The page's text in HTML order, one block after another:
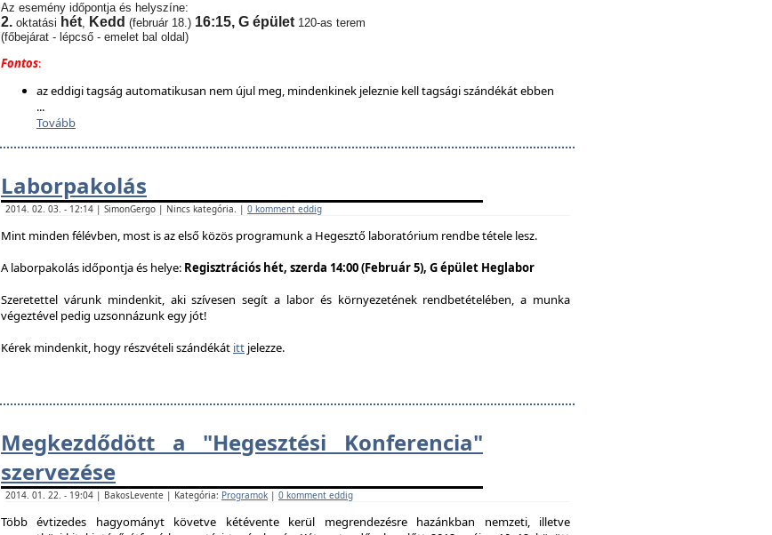
Az esemény időpontja és helyszíne:
2. oktatási hét, Kedd (február 18.) 16:15, G épület120-as terem
(főbejárat - lépcső - emelet bal oldal)
Fontos:
az eddigi tagság automatikusan nem újul meg, mindenkinek jeleznie kell tagsági szándékát ebben
...
Tovább
Laborpakolás
2014. 02. 03. - 12:14 | SimonGergo | Nincs kategória. | 0 komment eddig
Mint minden félévben, most is az első közös programunk a Hegesztő laboratórium rendbe tétele lesz.
A laborpakolás időpontja és helye: Regisztrációs hét, szerda 14:00 (Február 5), G épület Heglabor
Szeretettel várunk mindenkit, aki szívesen segít a labor és környezetének rendbetételében, a munka
végeztével pedig uzsonnázunk egy jót!
Kérek mindenkit, hogy részvételi szándékát itt jelezze.
Megkezdődött a "Hegesztési Konferencia"
szervezése
2014. 01. 22. - 19:04 | BakosLevente | Kategória: Programok | 0 komment eddig
Több évtizedes hagyományt követve kétévente kerül megrendezésre hazánkban nemzeti, illetve